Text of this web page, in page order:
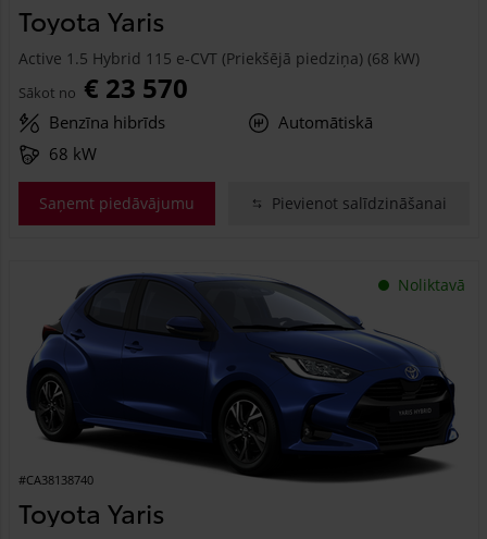
Toyota Yaris
Active 1.5 Hybrid 115 e-CVT (Priekšējā piedziņa) (68 kW)
Sākot no € 23 570
Benzīna hibrīds
Automātiskā
68 kW
Saņemt piedāvājumu Pievienot salīdzināšanai
Noliktavā
#CA38138740
Toyota Yaris